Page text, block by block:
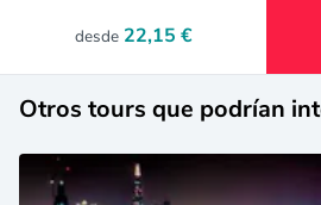
desde 22,15 €
Otros tours que podrían